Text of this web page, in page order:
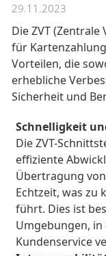
29.11.2023
Die ZVT
für
Vorteilen, die
erhebliche
Sicherheit und
Schnelligkeit
Die ZVT-
effiziente
Übertragung
Echtzeit, was zu
führt. Dies ist
Umgebungen,
Kundenservice